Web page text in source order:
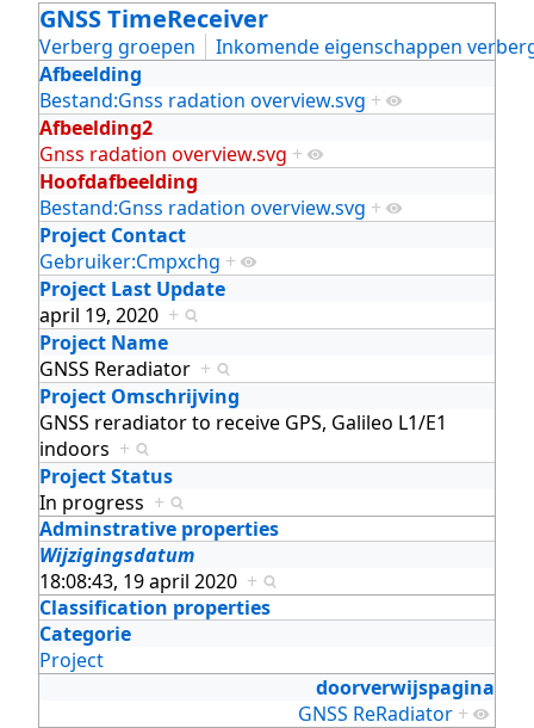
GNSS TimeReceiver
Verberg groepen
Inkomende eigenschappen
Afbeelding
Bestand:Gnss radation overview.svg +
Afbeelding2
Gnss radation overview.svg +
Hoofdafbeelding
Bestand:Gnss radation overview.svg +
Project Contact
Gebruiker:Cmpxchg +
Project Last Update
april 19, 2020 +
Project Name
GNSS Reradiator +
Project Omschrijving
GNSS reradiator to receive GPS, Galileo L1/E1
indoors +
Project Status
In progress +
Adminstrative properties
Wijzigingsdatum
18:08:43, 19 april 2020 +
Classification properties
Categorie
Project
doorverwijspagina
GNSS ReRadiator +